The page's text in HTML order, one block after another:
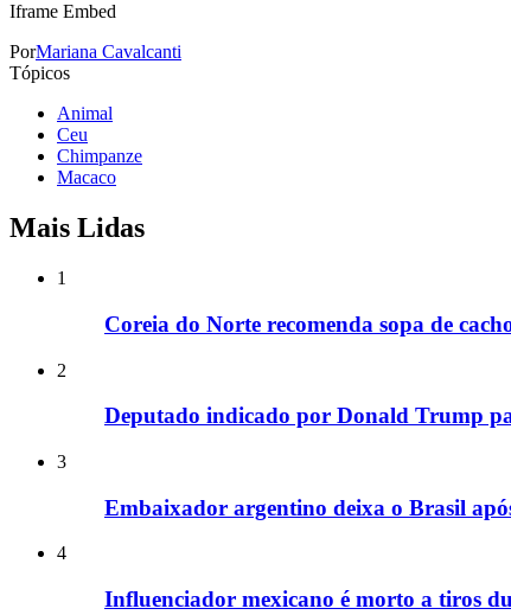
Iframe Embed
PorMariana Cavalcanti
Tópicos
Animal
Ceu
Chimpanze
Macaco
Mais Lidas
1
Coreia do Norte recomenda sopa de
2
Deputado indicado por Donald Trump
3
Embaixador argentino deixa o Brasil
4
Influenciador mexicano é morto a tiros